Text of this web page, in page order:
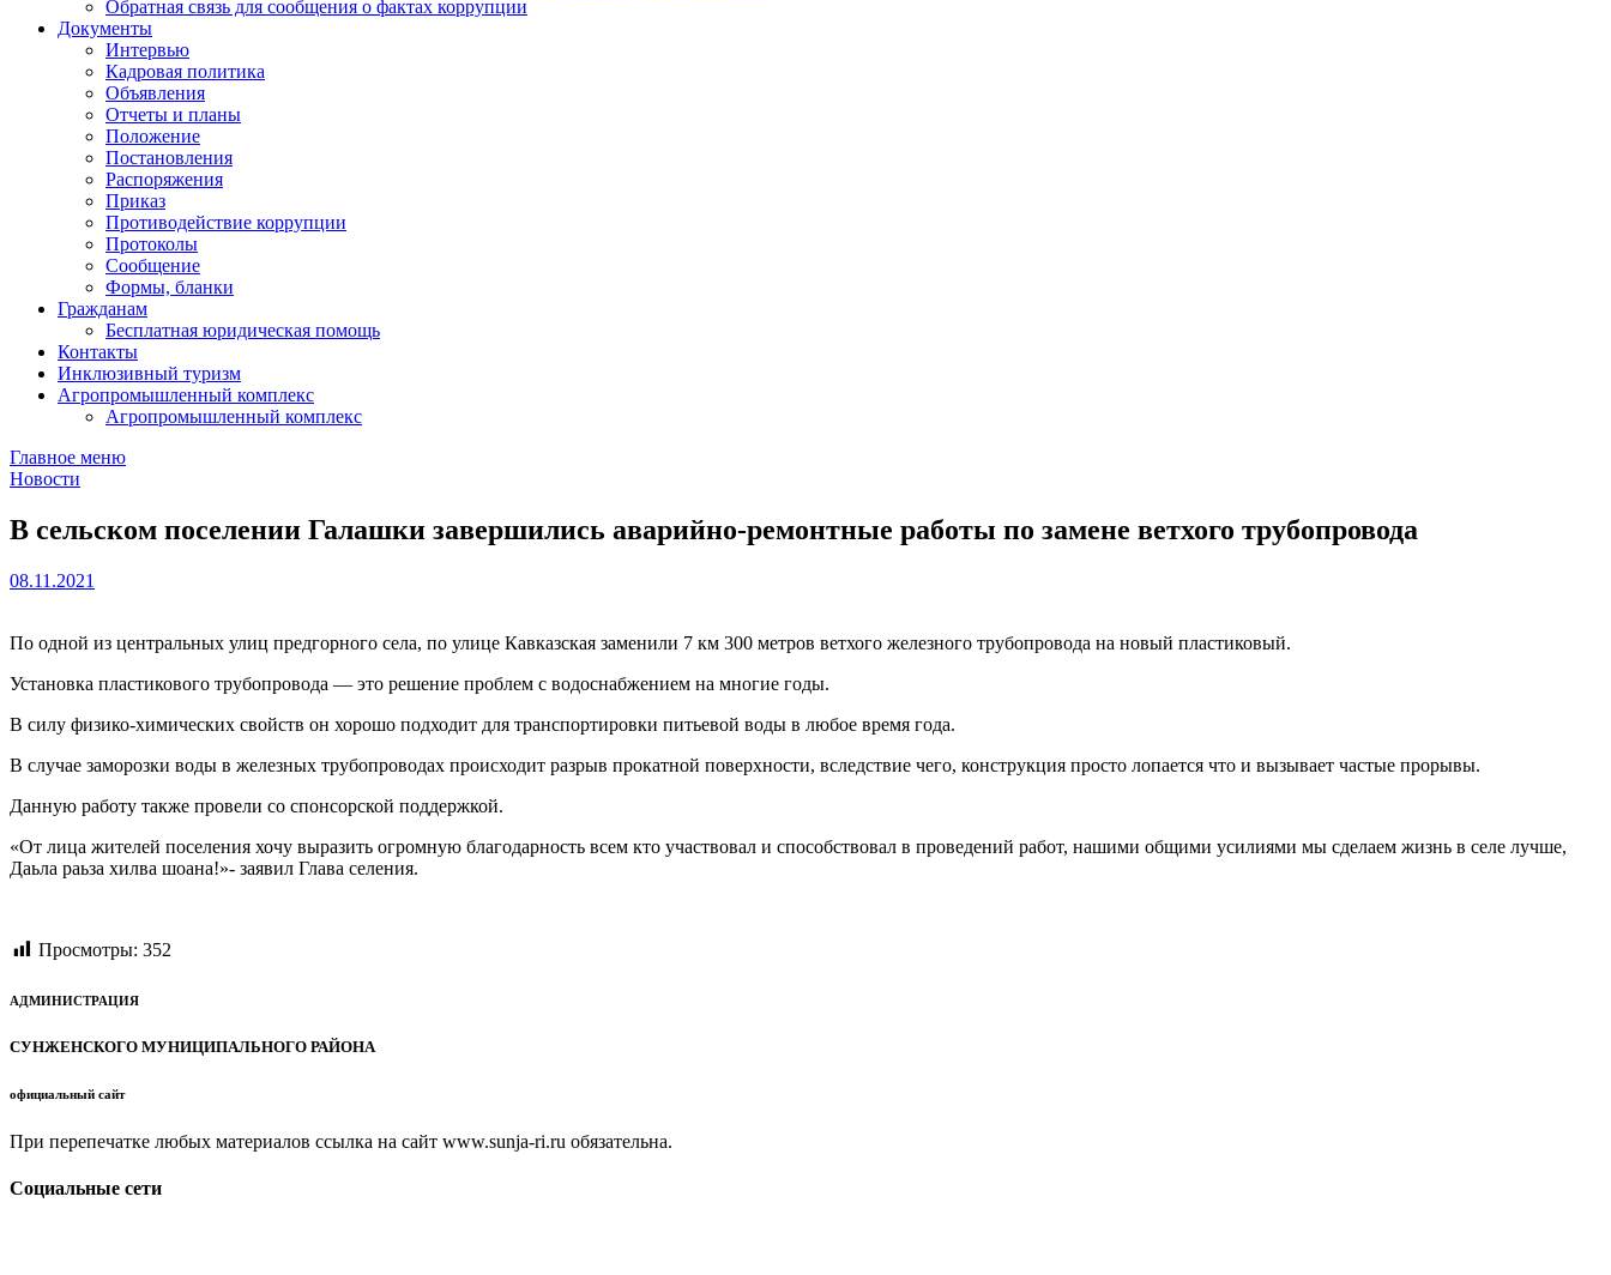
Обратная связь для сообщения о фактах коррупции
Документы
Интервью
Кадровая политика
Объявления
Отчеты и планы
Положение
Постановления
Распоряжения
Приказ
Противодействие коррупции
Протоколы
Сообщение
Формы, бланки
Гражданам
Бесплатная юридическая помощь
Контакты
Инклюзивный туризм
Агропромышленный комплекс
Агропромышленный комплекс
Главное меню
Новости
В сельском поселении Галашки завершились аварийно-ремонтные работы по замене ветхого трубопровода
08.11.2021
По одной из центральных улиц предгорного села, по улице Кавказская заменили 7 км 300 метров ветхого железного трубопровода на новый пластиковый.
Установка пластикового трубопровода — это решение проблем с водоснабжением на многие годы.
В силу физико-химических свойств он хорошо подходит для транспортировки питьевой воды в любое время года.
В случае заморозки воды в железных трубопроводах происходит разрыв прокатной поверхности, вследствие чего, конструкция просто лопается что и вызывает частые прорывы.
Данную работу также провели со спонсорской поддержкой.
«От лица жителей поселения хочу выразить огромную благодарность всем кто участвовал и способствовал в проведений работ, нашими общими усилиями мы сделаем жизнь в селе лучше,
Даьла раьза хилва шоана!»- заявил Глава селения.
Просмотры: 352
АДМИНИСТРАЦИЯ
СУНЖЕНСКОГО МУНИЦИПАЛЬНОГО РАЙОНА
официальный сайт
При перепечатке любых материалов ссылка на сайт www.sunja-ri.ru обязательна.
Социальные сети